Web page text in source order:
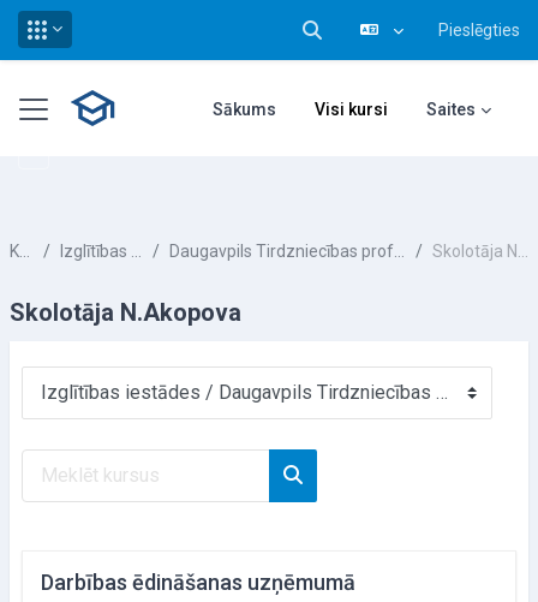
Pārslēgt meklēšanas
Pieslēgties
Sānu panelis Sākums Visi kursi Saites
Kursi Izglītības iestādes Daugavpils Tirdzniecības profesionālā vidusskola Skolotāja N.Akopova
Skolotāja N.Akopova
Kursu kategorijas
Meklēt kursus
Darbības ēdināšanas uzņēmumā